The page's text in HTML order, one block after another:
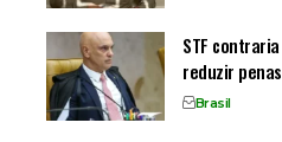
STF
reduzir
Brasil